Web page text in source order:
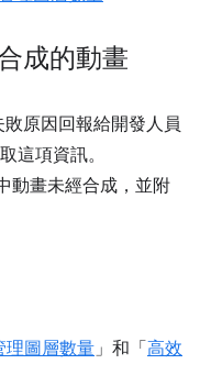
成的動畫
原因回報給開發人員
這項資訊。
動畫未經合成，並附
理圖層數量」和「 高效